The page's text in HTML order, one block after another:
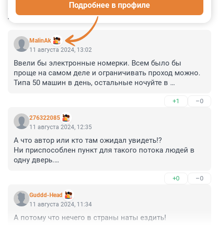
КОММЕНТАРИИ 45
MalinAk
Подробнее в профиле
11 августа 2024, 13:02
Ввели бы электронные номерки. Всем было бы
проще на самом деле и ограничивать проход можно.
Типа 50 машин в день, остальные ночуйте в
записаться заранее, или им придётся самим границу
туда сюда переходить.
+1 –0
276322085
11 августа 2024, 12:35
А что автор или кто там ожидал увидеть!?
Ни приспособлен пункт для такого потока людей в
одну дверь.
Можете их привлечь к административному если
получиться.
Договоритесь и откройте хотя бы ночью пусть
работает переход, и не занимайтесь балобольством и
+0 –0
Guddd-Head
11 августа 2024, 11:34
А потому что нечего в страны наты ездить!